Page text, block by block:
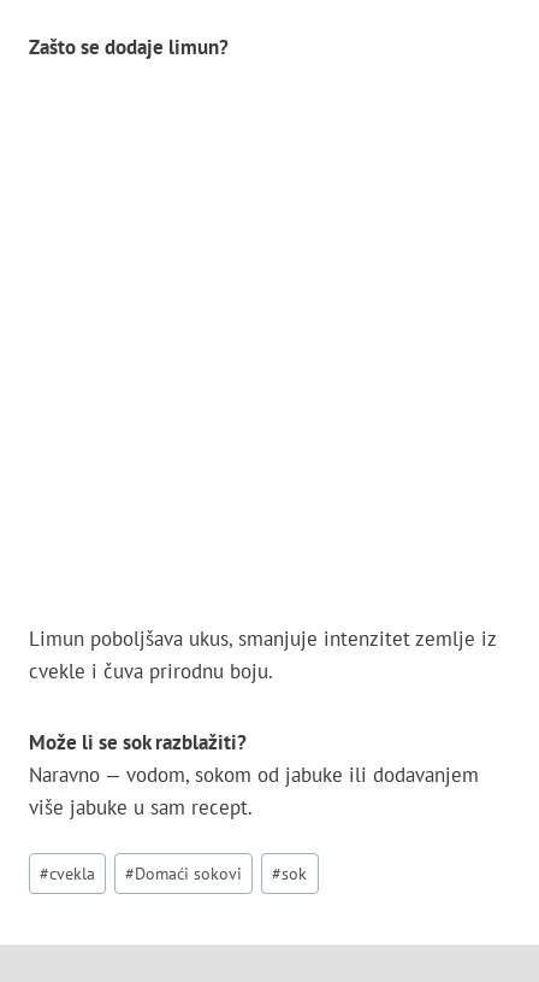
Zašto se dodaje limun?
Limun poboljšava ukus, smanjuje intenzitet zemlje iz
cvekle i čuva prirodnu boju.
Može li se sok razblažiti?
Naravno — vodom, sokom od jabuke ili dodavanjem
više jabuke u sam recept.
Post
Tags:
#cvekla #Domaći sokovi #sok